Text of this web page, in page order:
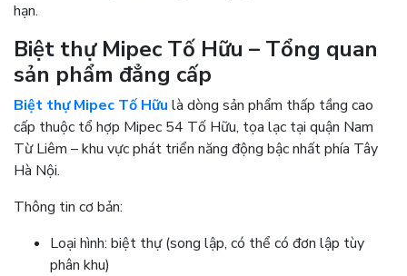
hạn.
Biệt thự Mipec Tố Hữu – Tổng quan
sản phẩm đẳng cấp
Biệt thự Mipec Tố Hữu là dòng sản phẩm thấp tầng cao
cấp thuộc tổ hợp Mipec 54 Tố Hữu, tọa lạc tại quận Nam
Từ Liêm – khu vực phát triển năng động bậc nhất phía Tây
Hà Nội.
Thông tin cơ bản:
Loại hình: biệt thự (song lập, có thể có đơn lập tùy
phân khu)